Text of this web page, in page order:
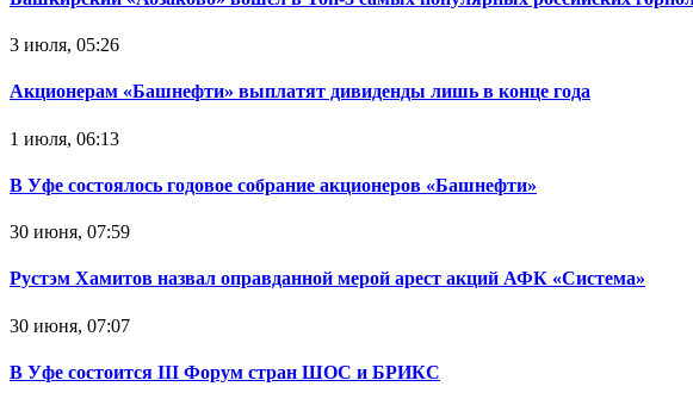
3 июля, 05:26
Акционерам «Башнефти» выплатят дивиденды лишь в конце года
1 июля, 06:13
В Уфе состоялось годовое собрание акционеров «Башнефти»
30 июня, 07:59
Рустэм Хамитов назвал оправданной мерой арест акций АФК «Система»
30 июня, 07:07
В Уфе состоится III Форум стран ШОС и БРИКС